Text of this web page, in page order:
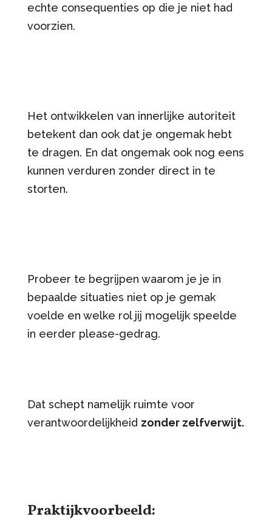
echte consequenties op die je niet had
voorzien.
Het ontwikkelen van innerlijke autoriteit
betekent dan ook dat je ongemak hebt
te dragen. En dat ongemak ook nog eens
kunnen verduren zonder direct in te
storten.
Probeer te begrijpen waarom je je in
bepaalde situaties niet op je gemak
voelde en welke rol jij mogelijk speelde
in eerder please-gedrag.
Dat schept namelijk ruimte voor
verantwoordelijkheid zonder zelfverwijt.
Praktijkvoorbeeld: